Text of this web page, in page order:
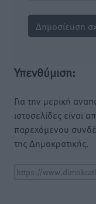
Υπενθύμιση:
Για την μερική
ιστοσελίδες είναι
παρεχόμενου
της Δημοκρατικής.